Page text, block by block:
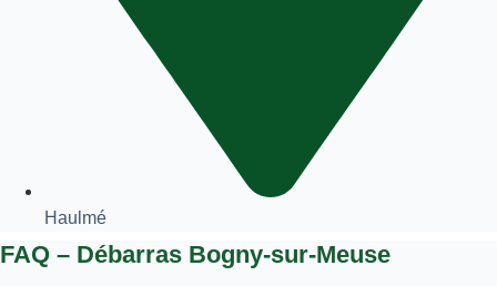
Haulmé
FAQ – Débarras Bogny-sur-Meuse